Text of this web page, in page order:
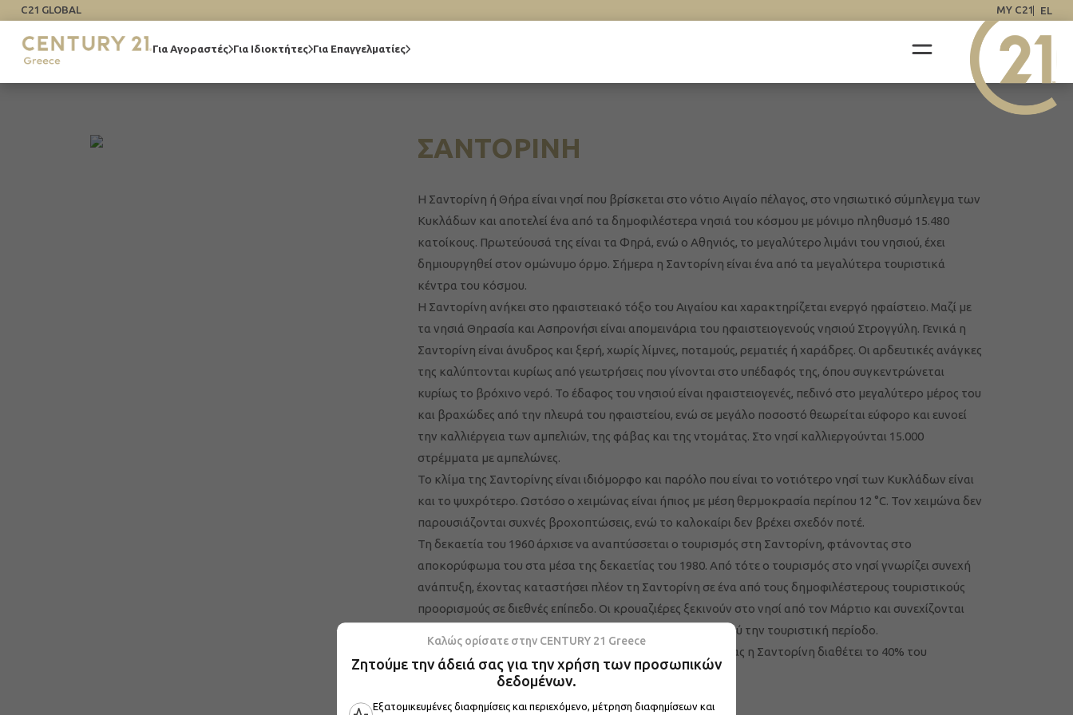
Καλώς ορίσατε στην CENTURY 21 Greece
Ζητούμε την άδειά σας για την χρήση των προσωπικών
δεδομένων.
Εξατομικευμένες διαφημίσεις και περιεχόμενο, μέτρηση διαφημίσεων και
C21 GLOBAL MY C21 EL
Για Αγοραστές Για Ιδιοκτήτες Για Επαγγελματίες
ΣΑΝΤΟΡΙΝΗ
Η Σαντορίνη ή Θήρα είναι νησί που βρίσκεται στο νότιο Αιγαίο πέλαγος, στο νησιωτικό σύμπλεγμα των
Κυκλάδων και αποτελεί ένα από τα δημοφιλέστερα νησιά του κόσμου με μόνιμο πληθυσμό 15.480
κατοίκους. Πρωτεύουσά της είναι τα Φηρά, ενώ ο Αθηνιός, το μεγαλύτερο λιμάνι του νησιού, έχει
δημιουργηθεί στον ομώνυμο όρμο. Σήμερα η Σαντορίνη είναι ένα από τα μεγαλύτερα τουριστικά
κέντρα του κόσμου.
Η Σαντορίνη ανήκει στο ηφαιστειακό τόξο του Αιγαίου και χαρακτηρίζεται ενεργό ηφαίστειο. Μαζί με
τα νησιά Θηρασία και Ασπρονήσι είναι απομεινάρια του ηφαιστειογενούς νησιού Στρογγύλη. Γενικά η
Σαντορίνη είναι άνυδρος και ξερή, χωρίς λίμνες, ποταμούς, ρεματιές ή χαράδρες. Οι αρδευτικές ανάγκες
της καλύπτονται κυρίως από γεωτρήσεις που γίνονται στο υπέδαφός της, όπου συγκεντρώνεται
κυρίως το βρόχινο νερό. Το έδαφος του νησιού είναι ηφαιστειογενές, πεδινό στο μεγαλύτερο μέρος του
και βραχώδες από την πλευρά του ηφαιστείου, ενώ σε μεγάλο ποσοστό θεωρείται εύφορο και ευνοεί
την καλλιέργεια των αμπελιών, της φάβας και της ντομάτας. Στο νησί καλλιεργούνται 15.000
στρέμματα με αμπελώνες.
Το κλίμα της Σαντορίνης είναι ιδιόμορφο και παρόλο που είναι το νοτιότερο νησί των Κυκλάδων είναι
και το ψυχρότερο. Ωστόσο ο χειμώνας είναι ήπιος με μέση θερμοκρασία περίπου 12 °C. Τον χειμώνα δεν
παρουσιάζονται συχνές βροχοπτώσεις, ενώ το καλοκαίρι δεν βρέχει σχεδόν ποτέ.
Τη δεκαετία του 1960 άρχισε να αναπτύσσεται ο τουρισμός στη Σαντορίνη, φτάνοντας στο
αποκορύφωμα του στα μέσα της δεκαετίας του 1980. Από τότε ο τουρισμός στο νησί γνωρίζει συνεχή
ανάπτυξη, έχοντας καταστήσει πλέον τη Σαντορίνη σε ένα από τους δημοφιλέστερους τουριστικούς
προορισμούς σε διεθνές επίπεδο. Οι κρουαζιέρες ξεκινούν στο νησί από τον Μάρτιο και συνεχίζονται
μέχρι και τέλη Νοεμβρίου, έχοντας επεκτείνει χρονικά πολύ την τουριστική περίοδο.
Στον τομέα της ναυτιλιακής και εμπορικής δραστηριότητας η Σαντορίνη διαθέτει το 40% του
συνολικού αριθμού των πλοίων των Κυκλάδων.